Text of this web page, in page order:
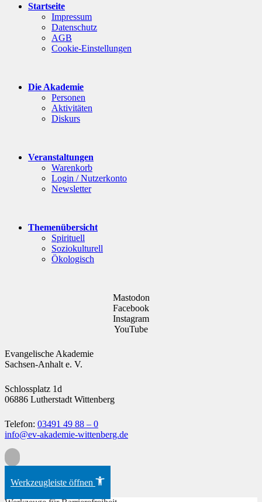
Startseite
Impressum
Datenschutz
AGB
Cookie-Einstellungen
Die Akademie
Personen
Aktivitäten
Diskurs
Veranstaltungen
Warenkorb
Login / Nutzerkonto
Newsletter
Themenübersicht
Spirituell
Soziokulturell
Ökologisch
Mastodon
Facebook
Instagram
YouTube
Evangelische Akademie
Sachsen-Anhalt e. V.
Schlossplatz 1d
06886 Lutherstadt Wittenberg
Telefon: 03491 49 88 – 0
info@ev-akademie-wittenberg.de
Werkzeugleiste öffnen